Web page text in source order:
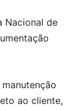
Nacional de
ao cliente,